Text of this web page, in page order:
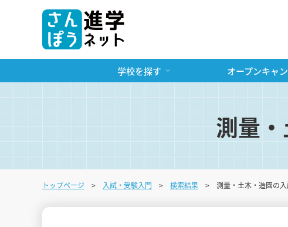
学校を探す オープンキャ
測量
トップページ 入試・受験入門 検索結果 測量・土木・造園の